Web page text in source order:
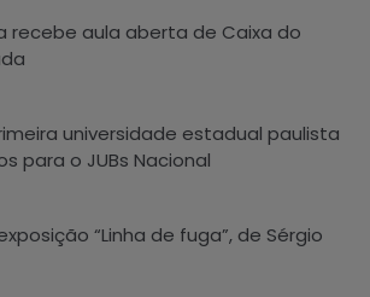
recebe aula aberta de Caixa do
universidade estadual paulista
para o JUBs Nacional
“Linha de fuga”, de Sérgio